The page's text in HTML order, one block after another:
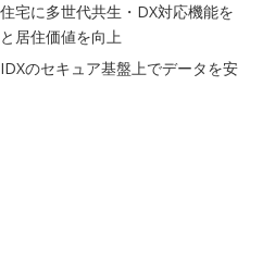
宅に多世代共生・DX対応機能を
居住価値を向上
のセキュア基盤上でデータを安